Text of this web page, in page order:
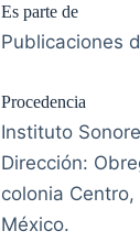
Es parte de
Publicaciones
Procedencia
Instituto
Dirección:
colonia
México.